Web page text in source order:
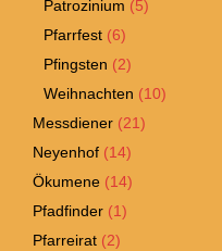
Patrozinium (5)
Pfarrfest (6)
Pfingsten (2)
Weihnachten (10)
Messdiener (21)
Neyenhof (14)
Ökumene (14)
Pfadfinder (1)
Pfarreirat (2)